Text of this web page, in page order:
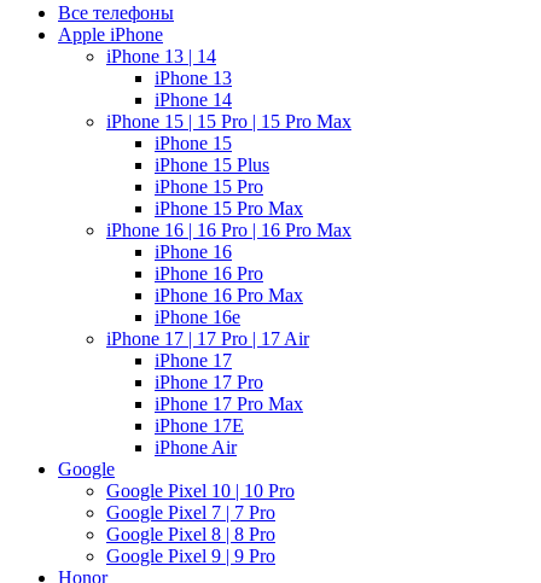
Все телефоны
Apple iPhone
iPhone 13 | 14
iPhone 13
iPhone 14
iPhone 15 | 15 Pro | 15 Pro Max
iPhone 15
iPhone 15 Plus
iPhone 15 Pro
iPhone 15 Pro Max
iPhone 16 | 16 Pro | 16 Pro Max
iPhone 16
iPhone 16 Pro
iPhone 16 Pro Max
iPhone 16e
iPhone 17 | 17 Pro | 17 Air
iPhone 17
iPhone 17 Pro
iPhone 17 Pro Max
iPhone 17E
iPhone Air
Google
Google Pixel 10 | 10 Pro
Google Pixel 7 | 7 Pro
Google Pixel 8 | 8 Pro
Google Pixel 9 | 9 Pro
Honor